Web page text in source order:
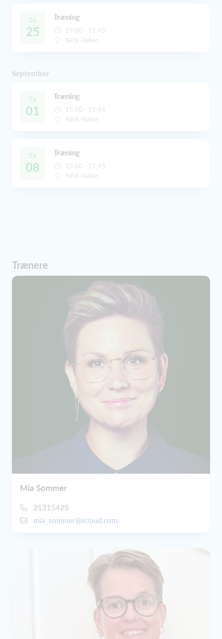
Tir
25
Træning
15:00 - 15:45
NKK Hallen
September
Tir
01
Træning
15:00 - 15:45
NKK Hallen
Tir
08
Træning
15:00 - 15:45
NKK Hallen
Trænere
Mia Sommer
21315425
mia_sommer@icloud.com